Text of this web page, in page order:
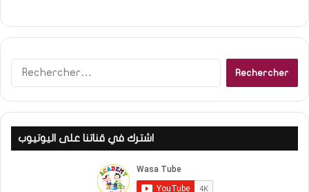
اشترك في قناتنا على اليوتيوب